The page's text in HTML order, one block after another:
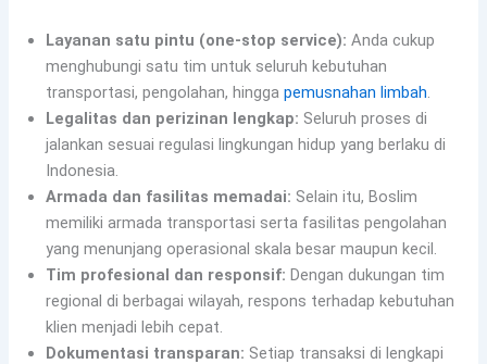
Layanan satu pintu (one-stop service): Anda cukup
menghubungi satu tim untuk seluruh kebutuhan
transportasi, pengolahan, hinggapemusnahan limbah.
Legalitas dan perizinan lengkap: Seluruh proses di
jalankan sesuai regulasi lingkungan hidup yang berlaku di
Indonesia.
Armada dan fasilitas memadai: Selain itu, Boslim
memiliki armada transportasi serta fasilitas pengolahan
yang menunjang operasional skala besar maupun kecil.
Tim profesional dan responsif: Dengan dukungan tim
regional di berbagai wilayah, respons terhadap kebutuhan
klien menjadi lebih cepat.
Dokumentasi transparan: Setiap transaksi di lengkapi